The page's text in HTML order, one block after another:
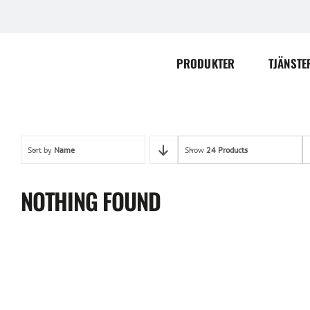
PRODUKTER
Sort by Name Show 24 Products
NOTHING FOUND